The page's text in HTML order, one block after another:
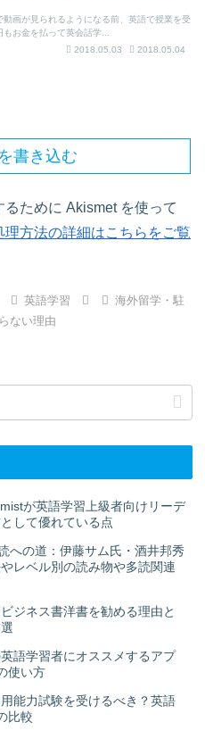
動画が見られるようになる前、英語で授業を受
お金を払って英会話学...
2018.05.03
2018.05.04
書き込む
ために Akismet を使って
理方法の詳細はこちらをご覧
英語学習
海外留学・駐
ない理由
が英語学習上級者向けリーデ
して優れている点
への道：伊藤サム氏・酒井邦秀
レベル別の読み物や多読関連
ジネス書洋書を勧める理由と
語学習者にオススメするアプ
使い方
能力試験を受けるべき？英語
比較